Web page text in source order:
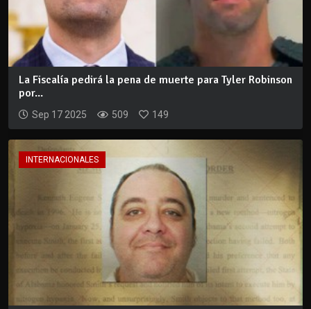
La Fiscalía pedirá la pena de muerte para Tyler Robinson
por...
Sep 17 2025 509 149
INTERNACIONALES